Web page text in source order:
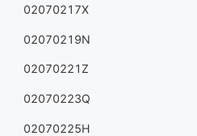
02070217X
02070219N
02070221Z
02070223Q
02070225H